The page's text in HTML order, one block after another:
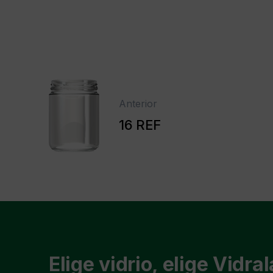
Anterior
16 REF
Elige vidrio, elige